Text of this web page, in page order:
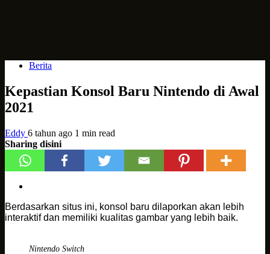
Berita
Kepastian Konsol Baru Nintendo di Awal
2021
Eddy 6 tahun ago 1 min read
Sharing disini
Berdasarkan situs ini, konsol baru dilaporkan akan lebih
interaktif dan memiliki kualitas gambar yang lebih baik.
Nintendo Switch